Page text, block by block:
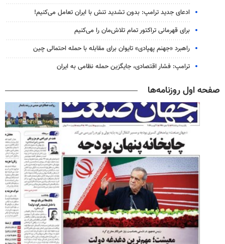
ادعای جدید ترامپ: بدون تشدید تنش با ایران تعامل می‌کنیم!
برای قهرمانی تراکتور تمام تلاش‌مان را می‌کنیم
راهبرد «جهنم پهپادی» تایوان برای مقابله با حمله احتمالی چین
ترامپ: فشار اقتصادی، جایگزین حمله نظامی به ایران
صفحه اول روزنامه‌ها